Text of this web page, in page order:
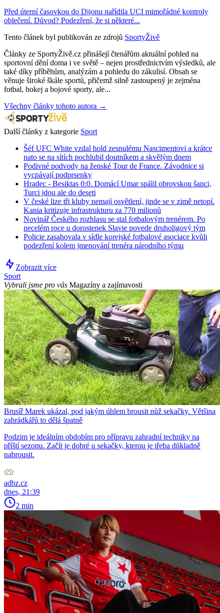
Před úterní časovkou do Dijonu nařídila UCI mimořádné kontroly
oblečení. Důvod? Podezření, že si některé...
Tento článek byl publikován ze zdrojů SportyŽivě
Články ze SportyŽivě.cz přinášejí čtenářům aktuální pohled na
sportovní dění doma i ve světě – nejen prostřednictvím výsledků, ale
také díky příběhům, analýzám a pohledu do zákulisí. Obsah se
věnuje široké škále sportů, přičemž silně zastoupený je zejména
fotbal, hokej a bojové sporty, ale...
Všechny články tohoto autora →
Další články z kategorie Sport
Šéf UFC White vzdal hold zesnulému Nascimentovi a krátce
nato se na sítích pochlubil doutníkem a skvělým dnem
Podivné podvody na ženské Tour de France. Závodnice si
vycpávají podprsenky
Hradec - Besiktas 0:0. Domácí Umar spálil obrovskou šanci,
Turci jdou ale do deseti
V české lize tři kluby nemají osvětlení, jinde se v zimě netopí.
Kania kritizuje infrastrukturu za 770 milionů
Novinář Českého rozhlasu se stal fotbalovým trenérem. Po
necelém roce u dorostenek Slavie povede druholigový tým
Policie zasahovala v sídle korejské fotbalové asociace kvůli
podezření kolem jmenování trenéra národního týmu
Zobrazit více
Sport
Vybrali jsme pro vás Magazíny a zajímavosti
Brusíř Marek ukázal, pod jakým úhlem brousit nůž sekačky. Většina
zahrádkářů to dělá špatně
Podzim je ideálním obdobím pro přípravu zahradní techniky na
příští sezonu. Začít je dobré u sekačky, kterou je třeba důkladně
nabrousit.
adbz.cz
dnes, 21:39
2 min